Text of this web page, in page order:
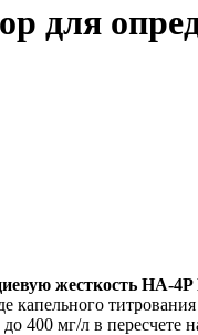
для
жесткость HA-4P
капельного
400 мг/л в пересчете